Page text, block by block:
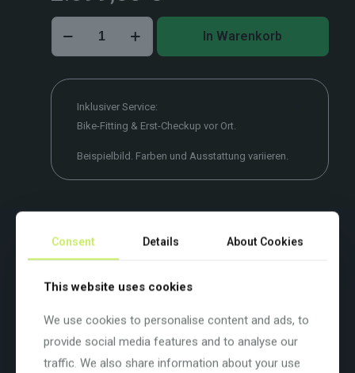
Ridley
Kanzo
Adventure
EQ
–
Menge
In Warenkorb
Inklusiver Service:
Bike-Fitting & Erst-Checkup vor Ort.
Beispielbild. Farben und Ausstattung variieren.
Auf der robusten und durchdachten Grundlage des Kanzo
cleverer und praktischer Upgrades, die dieses Fahrrad ideal für
ausgestattete Bikepacking-Abenteuer machen.
Die bewährte Geometrie behält ihr sicheres Fahrgefühl auf rauem
Terrain dank eines flacheren Lenkwinkels, eines tieferen
Consent Details About Cookies
This website uses cookies
We use cookies to personalise content and ads, to
provide social media features and to analyse our
traffic. We also share information about your use